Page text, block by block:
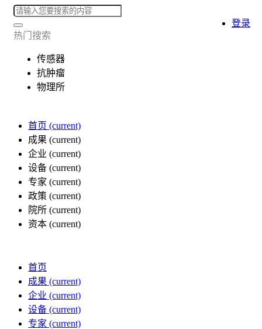
热门搜索
传感器
抗肿瘤
物理所
首页 (current)
成果 (current)
企业 (current)
设备 (current)
专家 (current)
政策 (current)
院所 (current)
资本 (current)
登录
首页
成果 (current)
企业 (current)
设备 (current)
专家 (current)